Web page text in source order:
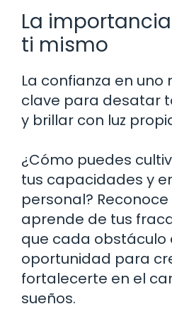
La
ti mismo
La confianza en uno
clave para desatar
y brillar con luz
¿Cómo puedes
tus capacidades y
personal?
aprende de tus
que cada obstáculo
oportunidad para
fortalecerte en el
sueños.